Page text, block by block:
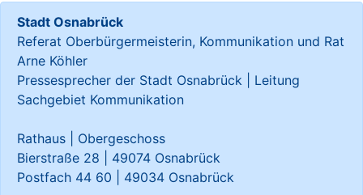
Stadt Osnabrück
Referat Oberbürgermeisterin, Kommunikation und Rat
Arne Köhler
Pressesprecher der Stadt Osnabrück | Leitung
Sachgebiet Kommunikation
Rathaus | Obergeschoss
Bierstraße 28 | 49074 Osnabrück
Postfach 44 60 | 49034 Osnabrück